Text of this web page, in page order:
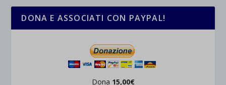
DONA E ASSOCIATI CON PAYPAL!
Dona 15,00€